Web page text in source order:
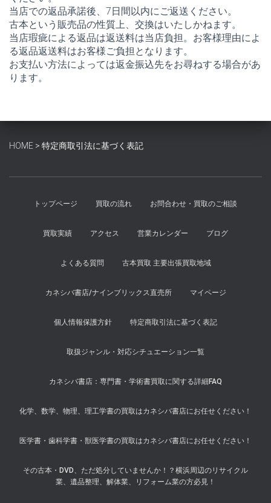
当店での返品承諾後、7日間以内にご返送ください。
古本という販売品の性質上、交換はいたしかねます。
当店瑕疵による返品は返送料は当店負担。お客様理由によ
る返品返送料はお客様ご負担となります。
お支払い方法によっては返金振込先をお尋ねする場合があ
ります。
HOME > 特定商取引法に基づく表記
トップページ 買取の流れ お問合わせ・買取のご相談
買取実績 アクセス 営業カレンダー ブログ
よくある質問 古本買取 主要出張買取地域
カネシバ書店/ナインブリックス直売所 マイページ
個人情報保護方針 特定商取引法に基づく表記
取扱ジャンル・対応シチュエーション一覧
カネシバ書店：専門書・学術書買取に関する詳細FAQ
化学、数学、物理、理工学書の買取はカネシバ書店にお任せください！
医学書・歯科学書・獣医学書の買取はカネシバ書店にお任せください！
その古本・DVD、ただ処分していませんか！？横浜周辺のリサイクル
業、遺品整理、解体業、リフォーム業の方必見！